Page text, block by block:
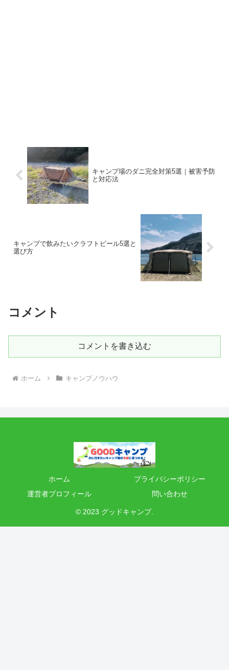
キャンプ場のダニ完全対策5選｜被害予防
と対応法
キャンプで飲みたいクラフトビール5選と
選び方
コメント
コメントを書き込む
ホーム キャンプノウハウ
ホーム
プライバシーポリシー
運営者プロフィール
問い合わせ
© 2023 グッドキャンプ.